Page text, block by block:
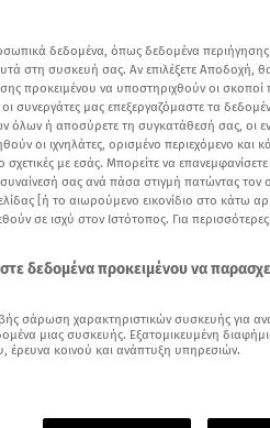
on Google
δεδομένα, όπως δεδομένα
στη συσκευή σας. Αν επιλέξετε Αποδοχή,
προκειμένου να υποστηριχθούν οι σκοποί
συνεργάτες μας επεξεργαζόμαστε τα
όλων ή αποσύρετε τη συγκατάθεσή σας, οι
οι ιχνηλάτες, ορισμένο περιεχόμενο και
σχετικές με εσάς. Μπορείτε να
σας ανά πάσα στιγμή πατώντας τον
[ή το αιωρούμενο εικονίδιο στο κάτω
σε ισχύ στον Ιστότοπος. Για
δεδομένα προκειμένου να
σάρωση χαρακτηριστικών συσκευής για
μιας συσκευής. Εξατομικευμένη
έρευνα κοινού και ανάπτυξη υπηρεσιών.